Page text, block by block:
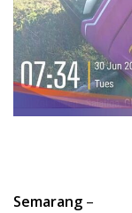
Semarang –